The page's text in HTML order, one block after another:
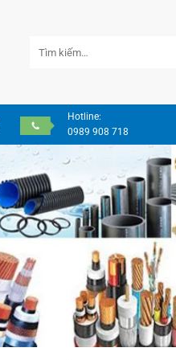
kiếm:
Hotline:
0989 908 718